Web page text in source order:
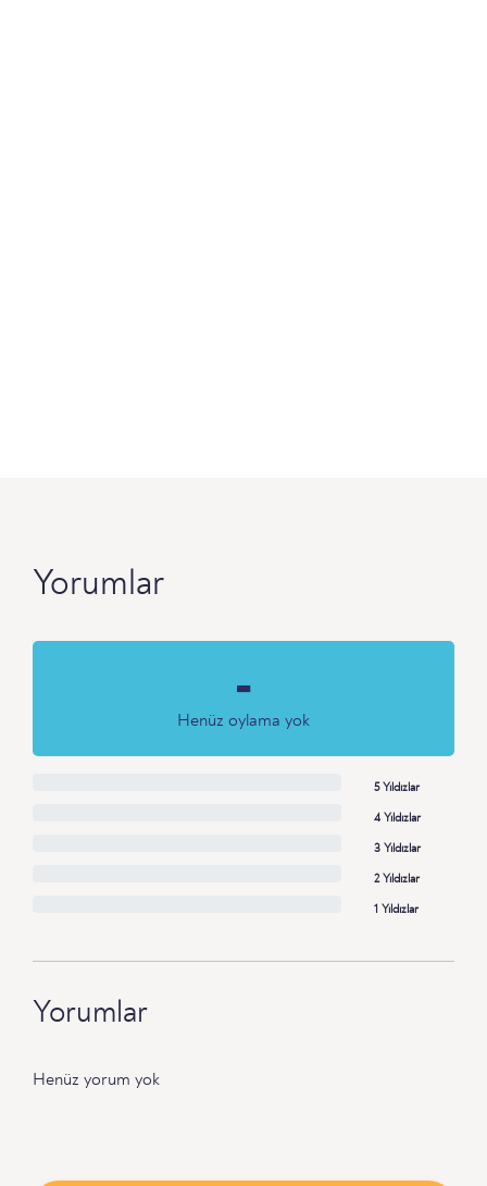
Yorumlar
-
Henüz oylama yok
5 Yıldızlar
4 Yıldızlar
3 Yıldızlar
2 Yıldızlar
1 Yıldızlar
Yorumlar
Henüz yorum yok